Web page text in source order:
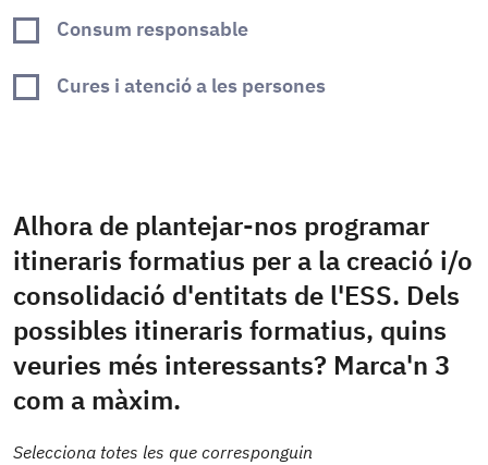
Consum responsable
Cures i atenció a les persones
Alhora de plantejar-nos programar
itineraris formatius per a la creació i/o
consolidació d'entitats de l'ESS. Dels
possibles itineraris formatius, quins
veuries més interessants? Marca'n 3
com a màxim.
Selecciona totes les que corresponguin